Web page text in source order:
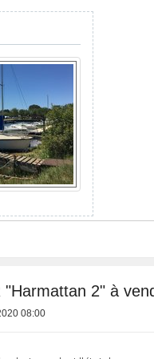
"Harmattan 2" à
08:00